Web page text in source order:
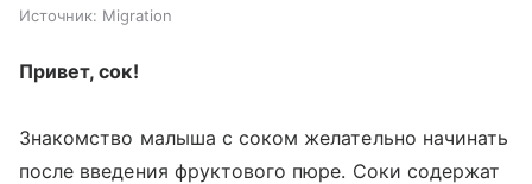
Источник: Migration
Привет, сок!
Знакомство малыша с соком желательно начинать
после введения фруктового пюре. Соки содержат